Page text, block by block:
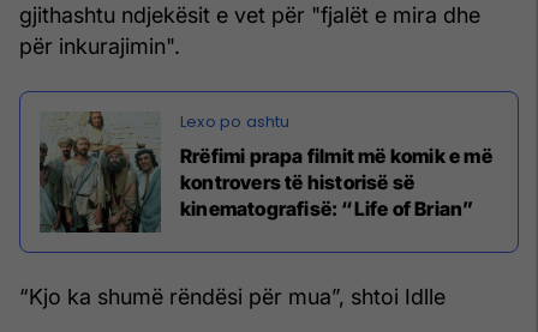
gjithashtu ndjekësit e vet për "fjalët e mira dhe
për inkurajimin".
Rrëfimi prapa filmit më komik e më
kontrovers të historisë së
kinematografisë: “Life of Brian”
“Kjo ka shumë rëndësi për mua”, shtoi Idlle